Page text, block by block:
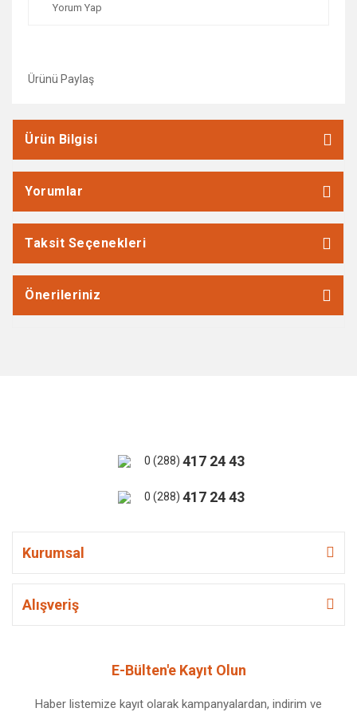
Yorum Yap
Ürünü Paylaş
Ürün Bilgisi
Yorumlar
Taksit Seçenekleri
Önerileriniz
0 (288) 417 24 43
0 (288) 417 24 43
Kurumsal
Alışveriş
E-Bülten'e Kayıt Olun
Haber listemize kayıt olarak kampanyalardan, indirim ve